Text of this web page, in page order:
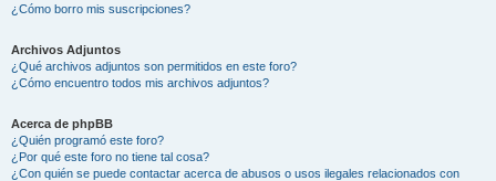
¿Cómo borro mis suscripciones?
Archivos Adjuntos
¿Qué archivos adjuntos son permitidos en este foro?
¿Cómo encuentro todos mis archivos adjuntos?
Acerca de phpBB
¿Quién programó este foro?
¿Por qué este foro no tiene tal cosa?
¿Con quién se puede contactar acerca de abusos o usos ilegales relacionados con